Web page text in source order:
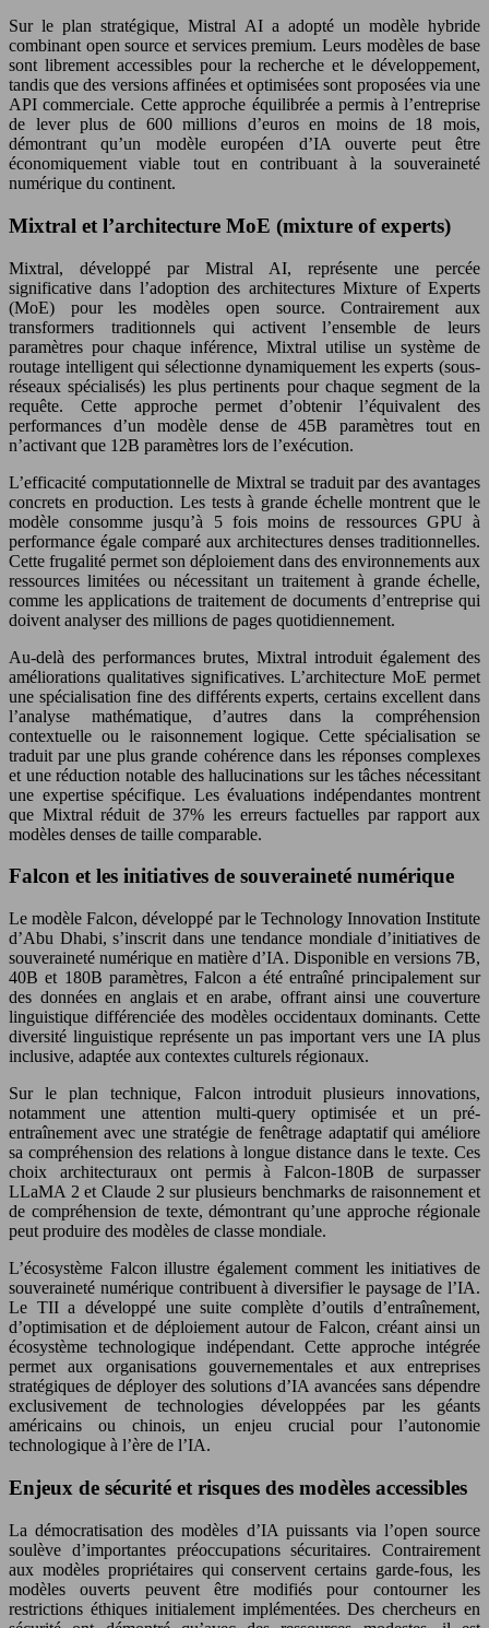
Sur le plan stratégique, Mistral AI a adopté un modèle hybride
combinant open source et services premium. Leurs modèles de base
sont librement accessibles pour la recherche et le développement,
tandis que des versions affinées et optimisées sont proposées via une
API commerciale. Cette approche équilibrée a permis à l’entreprise
de lever plus de 600 millions d’euros en moins de 18 mois,
démontrant qu’un modèle européen d’IA ouverte peut être
économiquement viable tout en contribuant à la souveraineté
numérique du continent.
Mixtral et l’architecture MoE (mixture of experts)
Mixtral, développé par Mistral AI, représente une percée
significative dans l’adoption des architectures Mixture of Experts
(MoE) pour les modèles open source. Contrairement aux
transformers traditionnels qui activent l’ensemble de leurs
paramètres pour chaque inférence, Mixtral utilise un système de
routage intelligent qui sélectionne dynamiquement les experts (sous-
réseaux spécialisés) les plus pertinents pour chaque segment de la
requête. Cette approche permet d’obtenir l’équivalent des
performances d’un modèle dense de 45B paramètres tout en
n’activant que 12B paramètres lors de l’exécution.
L’efficacité computationnelle de Mixtral se traduit par des avantages
concrets en production. Les tests à grande échelle montrent que le
modèle consomme jusqu’à 5 fois moins de ressources GPU à
performance égale comparé aux architectures denses traditionnelles.
Cette frugalité permet son déploiement dans des environnements aux
ressources limitées ou nécessitant un traitement à grande échelle,
comme les applications de traitement de documents d’entreprise qui
doivent analyser des millions de pages quotidiennement.
Au-delà des performances brutes, Mixtral introduit également des
améliorations qualitatives significatives. L’architecture MoE permet
une spécialisation fine des différents experts, certains excellent dans
l’analyse mathématique, d’autres dans la compréhension
contextuelle ou le raisonnement logique. Cette spécialisation se
traduit par une plus grande cohérence dans les réponses complexes
et une réduction notable des hallucinations sur les tâches nécessitant
une expertise spécifique. Les évaluations indépendantes montrent
que Mixtral réduit de 37% les erreurs factuelles par rapport aux
modèles denses de taille comparable.
Falcon et les initiatives de souveraineté numérique
Le modèle Falcon, développé par le Technology Innovation Institute
d’Abu Dhabi, s’inscrit dans une tendance mondiale d’initiatives de
souveraineté numérique en matière d’IA. Disponible en versions 7B,
40B et 180B paramètres, Falcon a été entraîné principalement sur
des données en anglais et en arabe, offrant ainsi une couverture
linguistique différenciée des modèles occidentaux dominants. Cette
diversité linguistique représente un pas important vers une IA plus
inclusive, adaptée aux contextes culturels régionaux.
Sur le plan technique, Falcon introduit plusieurs innovations,
notamment une attention multi-query optimisée et un pré-
entraînement avec une stratégie de fenêtrage adaptatif qui améliore
sa compréhension des relations à longue distance dans le texte. Ces
choix architecturaux ont permis à Falcon-180B de surpasser
LLaMA 2 et Claude 2 sur plusieurs benchmarks de raisonnement et
de compréhension de texte, démontrant qu’une approche régionale
peut produire des modèles de classe mondiale.
L’écosystème Falcon illustre également comment les initiatives de
souveraineté numérique contribuent à diversifier le paysage de l’IA.
Le TII a développé une suite complète d’outils d’entraînement,
d’optimisation et de déploiement autour de Falcon, créant ainsi un
écosystème technologique indépendant. Cette approche intégrée
permet aux organisations gouvernementales et aux entreprises
stratégiques de déployer des solutions d’IA avancées sans dépendre
exclusivement de technologies développées par les géants
américains ou chinois, un enjeu crucial pour l’autonomie
technologique à l’ère de l’IA.
Enjeux de sécurité et risques des modèles accessibles
La démocratisation des modèles d’IA puissants via l’open source
soulève d’importantes préoccupations sécuritaires. Contrairement
aux modèles propriétaires qui conservent certains garde-fous, les
modèles ouverts peuvent être modifiés pour contourner les
restrictions éthiques initialement implémentées. Des chercheurs en